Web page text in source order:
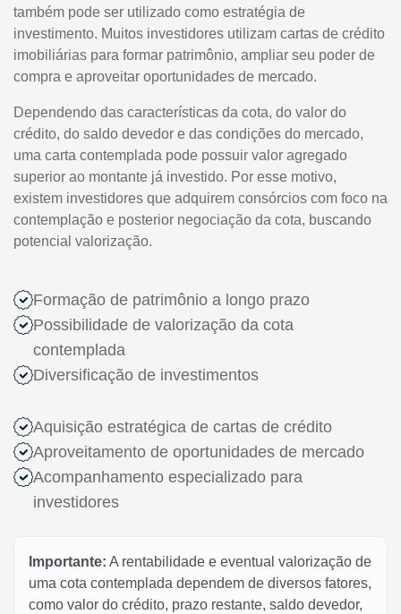
também pode ser utilizado como estratégia de
investimento. Muitos investidores utilizam cartas de crédito
imobiliárias para formar patrimônio, ampliar seu poder de
compra e aproveitar oportunidades de mercado.
Dependendo das características da cota, do valor do
crédito, do saldo devedor e das condições do mercado,
uma carta contemplada pode possuir valor agregado
superior ao montante já investido. Por esse motivo,
existem investidores que adquirem consórcios com foco na
contemplação e posterior negociação da cota, buscando
potencial valorização.
Formação de patrimônio a longo prazo
Possibilidade de valorização da cota
contemplada
Diversificação de investimentos
Aquisição estratégica de cartas de crédito
Aproveitamento de oportunidades de mercado
Acompanhamento especializado para
investidores
Importante: A rentabilidade e eventual valorização de
uma cota contemplada dependem de diversos fatores,
como valor do crédito, prazo restante, saldo devedor,